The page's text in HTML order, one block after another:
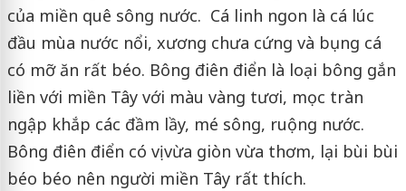
của miền quê sông nước. Cá linh ngon là cá lúc
đầu mùa nước nổi, xương chưa cứng và bụng cá
có mỡ ăn rất béo. Bông điên điển là loại bông gắn
liền với miền Tây với màu vàng tươi, mọc tràn
ngập khắp các đầm lầy, mé sông, ruộng nước.
Bông điên điển có vị vừa giòn vừa thơm, lại bùi bùi
béo béo nên người miền Tây rất thích.